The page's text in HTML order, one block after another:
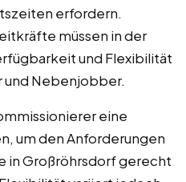
erfordern.
müssen in der
und Flexibilität
und Nebenjobber.
eine
um den Anforderungen
in Großröhrsdorf gerecht